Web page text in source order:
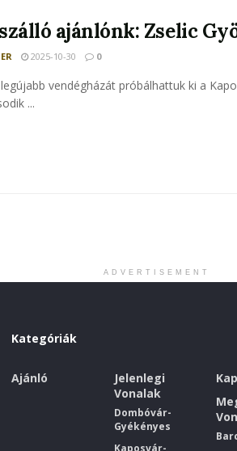
ajánlónk: Zselic
2025-10-30 0
vendégházát próbálhattuk ki a
...
ADVERTISEMENT
Kategóriák
Ajánló
Jelenlegi
Vonalak
Dombóvár-
Gyékényes
Kaposvár-